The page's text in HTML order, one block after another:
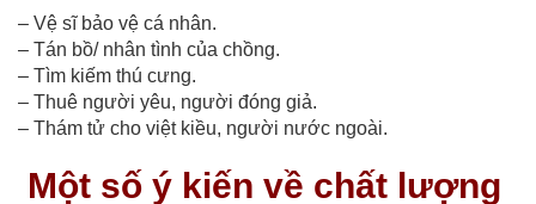
– Vệ sĩ bảo vệ cá nhân.
– Tán bồ/ nhân tình của chồng.
– Tìm kiếm thú cưng.
– Thuê người yêu, người đóng giả.
– Thám tử cho việt kiều, người nước ngoài.
Một số ý kiến về chất lượng